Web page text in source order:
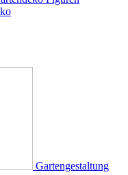
Gartengestaltung